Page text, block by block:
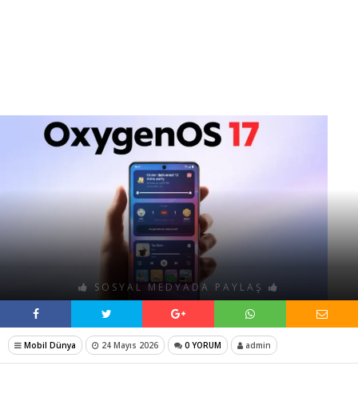
SOSYAL MEDYADA PAYLAŞ
Mobil Dünya 24 Mayıs 2026 0 YORUM admin